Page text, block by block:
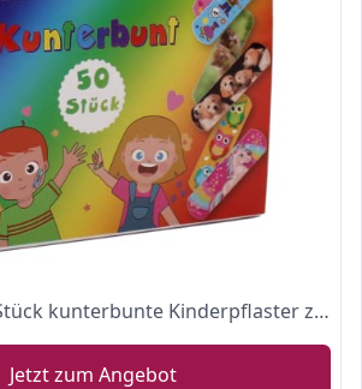
WUNDmed, 50 Stück kunterbunte Kinderpflaster zur schnellen Wundversorgung kleinerer Verletzungen
Jetzt zum Angebot